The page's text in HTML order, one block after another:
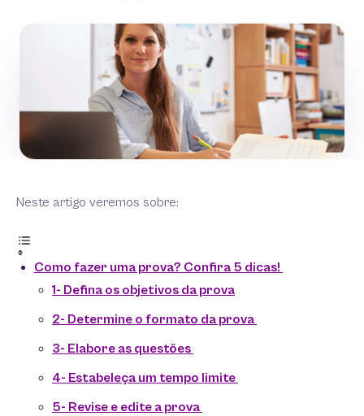
Neste artigo veremos sobre:
Como fazer uma prova? Confira 5 dicas!
1- Defina os objetivos da prova
2- Determine o formato da prova
3- Elabore as questões
4- Estabeleça um tempo limite
5- Revise e edite a prova